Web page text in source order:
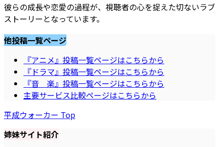
彼らの成長や恋愛の過程が、視聴者の心を捉えた切ないラブ
ストーリーとなっています。
他投稿一覧ページ
『アニメ』投稿一覧ページはこちらから
『ドラマ』投稿一覧ページはこちらから
『音 楽』投稿一覧ページはこちらから
主要サービス比較ページはこちらから
平成ウォーカー Top
姉妹サイト紹介